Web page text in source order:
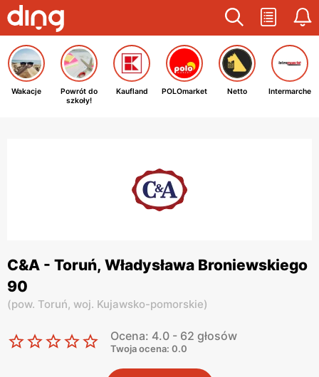
Wakacje
Powrót do
szkoły!
Kaufland POLOmarket Netto Intermarche
C&A - Toruń, Władysława Broniewskiego
90
(pow. Toruń, woj. Kujawsko-pomorskie)
Ocena: 4.0 - 62 głosów
Twoja ocena: 0.0